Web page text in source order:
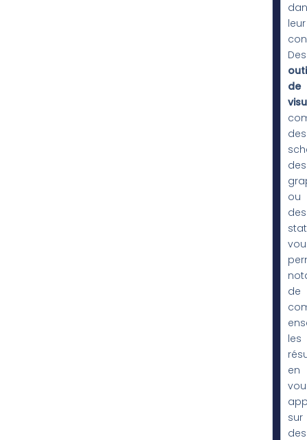
leur
Des
de
des
des
ou
des
de
les
en
sur
des